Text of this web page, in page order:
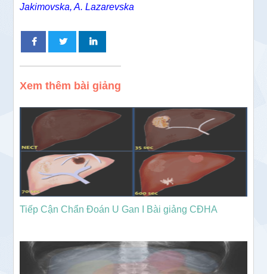
Jakimovska, A. Lazarevska
Xem thêm bài giảng
Tiếp Cận Chẩn Đoán U Gan I Bài giảng CĐHA